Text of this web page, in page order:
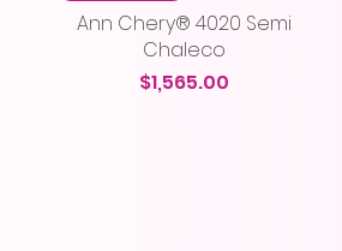
Ann Chery® 4020 Semi
Chaleco
Precio
$1,565.00